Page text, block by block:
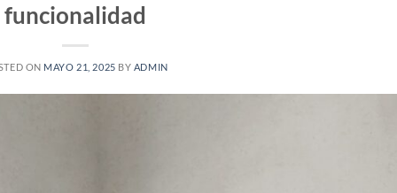
funcionalidad
ON MAYO 21, 2025 BY ADMIN